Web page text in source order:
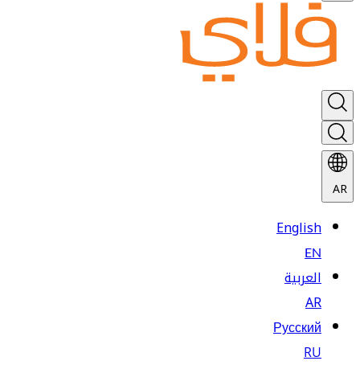
AR
English
EN
العربية
AR
Русский
RU